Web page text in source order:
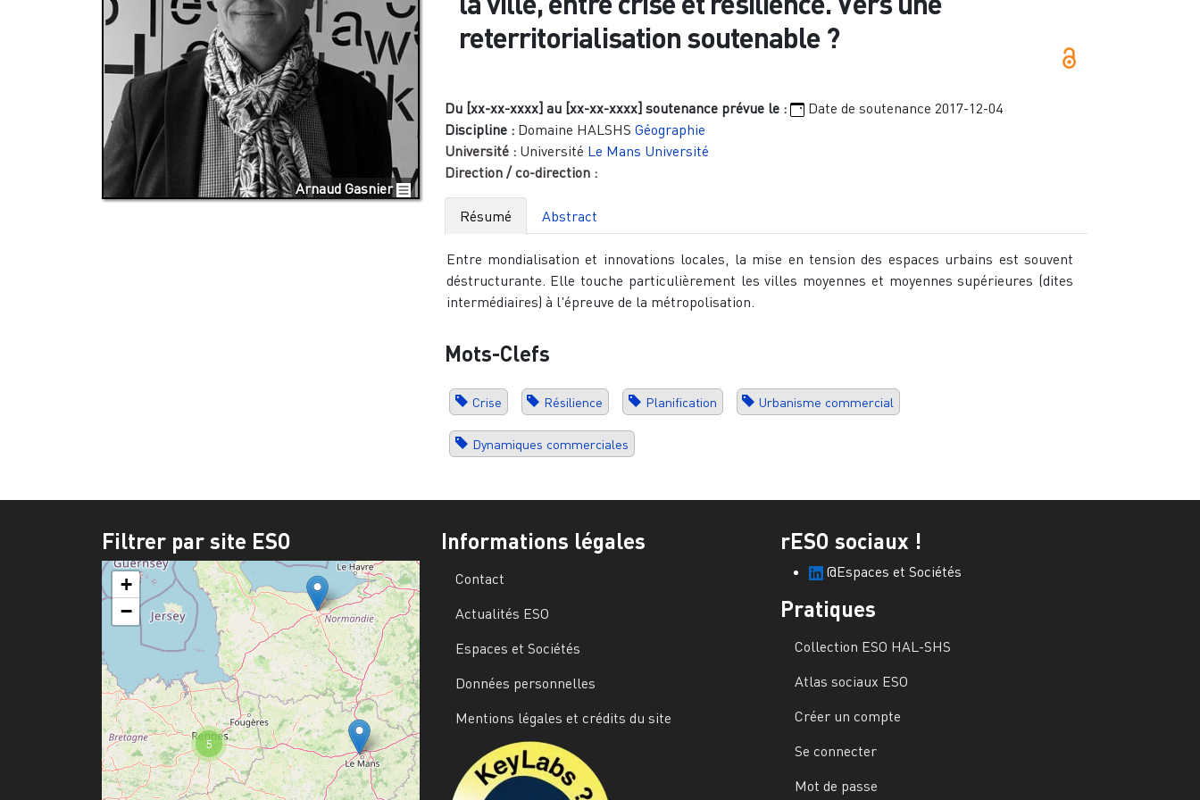
Arnaud Gasnier
reterritorialisation soutenable ?
Du [xx-xx-xxxx] au [xx-xx-xxxx] soutenance prévue le : Date de soutenance 2017-12-04
Discipline : Domaine HALSHS Géographie
Université : Université Le Mans Université
Direction / co-direction :
Résumé Abstract
Entre mondialisation et innovations locales, la mise en tension des espaces urbains est souvent
déstructurante. Elle touche particulièrement les villes moyennes et moyennes supérieures (dites
intermédiaires) à l'épreuve de la métropolisation.
Mots-Clefs
Crise Résilience Planification Urbanisme commercial
Dynamiques commerciales
Filtrer par site ESO
5
+
−
Informations légales
Contact
Actualités ESO
Espaces et Sociétés
Données personnelles
Mentions légales et crédits du site
rESO sociaux !
@Espaces et Sociétés
Pratiques
Collection ESO HAL-SHS
Atlas sociaux ESO
Créer un compte
Se connecter
Mot de passe